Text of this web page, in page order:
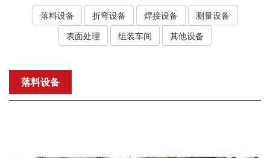
落料设备 折弯设备 焊接设备
测量设备
表面处理
组装车间 其他设备
落料设备